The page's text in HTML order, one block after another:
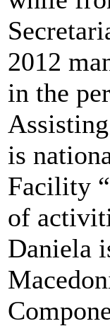
2012
in the
is
Facility
of
Daniela